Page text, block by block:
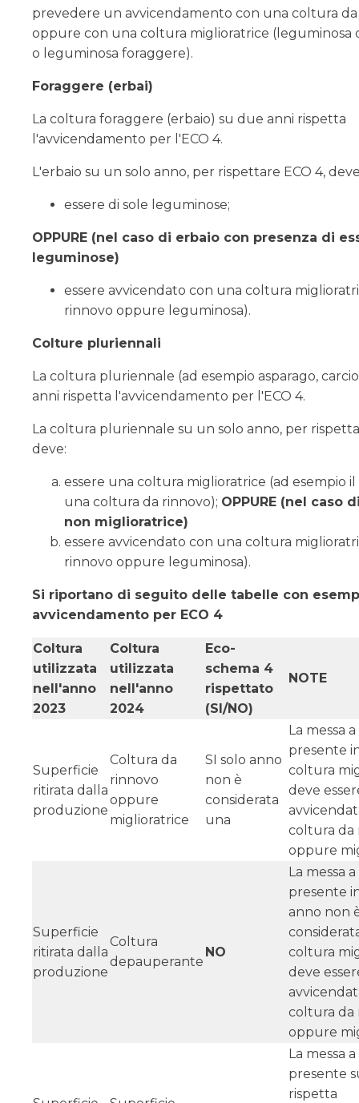
prevedere un avvicendamento con una coltura
oppure con una coltura miglioratrice (leguminosa
o leguminosa foraggere).
Foraggere (erbai)
La coltura foraggere (erbaio) su due anni rispetta
l'avvicendamento per l'ECO 4.
L'erbaio su un solo anno, per rispettare ECO 4,
essere di sole leguminose;
OPPURE (nel caso di erbaio con presenza di
leguminose)
essere avvicendato con una coltura
rinnovo oppure leguminosa).
Colture pluriennali
La coltura pluriennale (ad esempio asparago,
anni rispetta l'avvicendamento per l'ECO 4.
La coltura pluriennale su un solo anno, per
deve:
essere una coltura miglioratrice (ad esempio il
una coltura da rinnovo); OPPURE (nel caso
non miglioratrice)
essere avvicendato con una coltura
rinnovo oppure leguminosa).
Si riportano di seguito delle tabelle con
avvicendamento per ECO 4
Coltura
utilizzata
nell'anno
2023
Coltura
utilizzata
nell'anno
2024
Eco-
schema 4
rispettato
(SI/NO)
NOTE
Superficie
ritirata dalla
produzione
Coltura da
rinnovo
oppure
miglioratrice
SI solo anno
non è
considerata
una
La messa
presente
coltura
deve
coltura da
oppure
Superficie
ritirata dalla
produzione
Coltura
depauperante
NO
La messa
presente
anno non
coltura
deve
coltura da
oppure
La messa
presente
rispetta